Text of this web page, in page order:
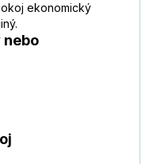
ekonomický